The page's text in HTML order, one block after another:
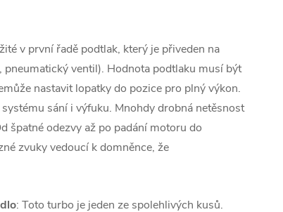
v první řadě podtlak, který je přiveden na
ventil). Hodnota podtlaku musí být
nastavit lopatky do pozice pro plný výkon.
sání i výfuku. Mnohdy drobná netěsnost
špatné odezvy až po padání motoru do
zvuky vedoucí k domněnce, že
: Toto turbo je jeden ze spolehlivých kusů.